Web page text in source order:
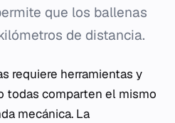
que los ballenas
de distancia.
requiere herramientas y
todas comparten el mismo
mecánica. La